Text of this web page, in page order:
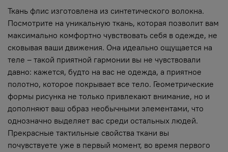
Ткань флис изготовлена из синтетического волокна.
Посмотрите на уникальную ткань, которая позволит вам
максимально комфортно чувствовать себя в одежде, не
сковывая ваши движения. Она идеально ощущается на
теле – такой приятной гармонии вы не чувствовали
давно: кажется, будто на вас не одежда, а приятное
полотно, которое покрывает все тело. Геометрические
формы рисунка не только привлекают внимание, но и
дополняют ваш образ необычными элементами, что
однозначно выделяет вас среди остальных людей.
Прекрасные тактильные свойства ткани вы
почувствуете уже в первый момент, во время первого